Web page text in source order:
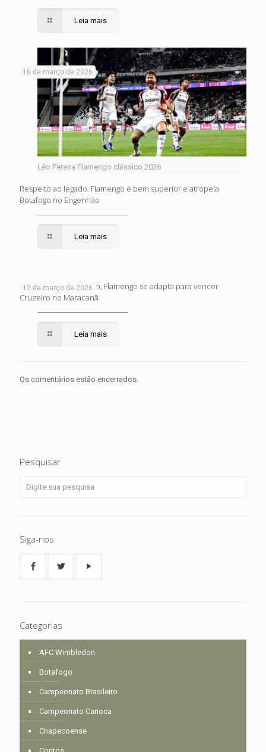
Leia mais
Léo Pereira Flamengo clássico 2026
16 de março de 2026
Respeito ao legado: Flamengo é bem superior e atropela
Botafogo no Engenhão
Leia mais
12 de março de 2026
Eficiente e competitivo, Flamengo se adapta para vencer
Cruzeiro no Maracanã
Leia mais
Os comentários estão encerrados.
Pesquisar
Siga-nos
Categorias
AFC Wimbledon
Botafogo
Campeonato Brasileiro
Campeonato Carioca
Chapecoense